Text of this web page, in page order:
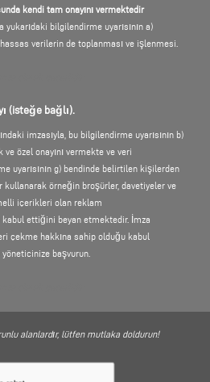
adresi hakkında bilgiler toplanır. Bu veriler,
verilerden ayrı olarak kaydedilir. Bu
sistem güvenliğini garanti etmek için
kendiliğinizden kullanımımıza sunmanız
aşağıdaki şekilde mümkündür:
verilerin işlenmesi
üzerinden bizimle temas kurma olanağına
amacıyla, basın bildirileri için, iş ve kariyer
aktarıldığı, iletişim kurmak için
belirlenir.
Amaçlar, talebinizin türüne göre belirlenir
kendi tam onayını vermektedir
bilgilendirme uyarısının a)
verilerin de toplanması ve işlenmesi.
(isteğe bağlı).
imzasıyla, bu bilgilendirme uyarısının b)
özel onayını vermekte ve veri
uyarısının g) bendinde belirtilen kişilerden
kullanarak örneğin broşürler, davetiyeler ve
içerikleri olan reklam
kabul ettiğini beyan etmektedir. İmza
çekme hakkına sahip olduğu kabul
başvurun.
alanlardır, lütfen mutlaka doldurun!